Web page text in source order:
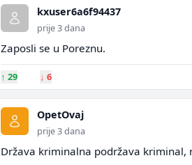
kxuser6a6f94437
prije 3 dana
Zaposli se u Poreznu.
↑ 29 ↓ 6
OpetOvaj
prije 3 dana
Država kriminalna podržava kriminal,